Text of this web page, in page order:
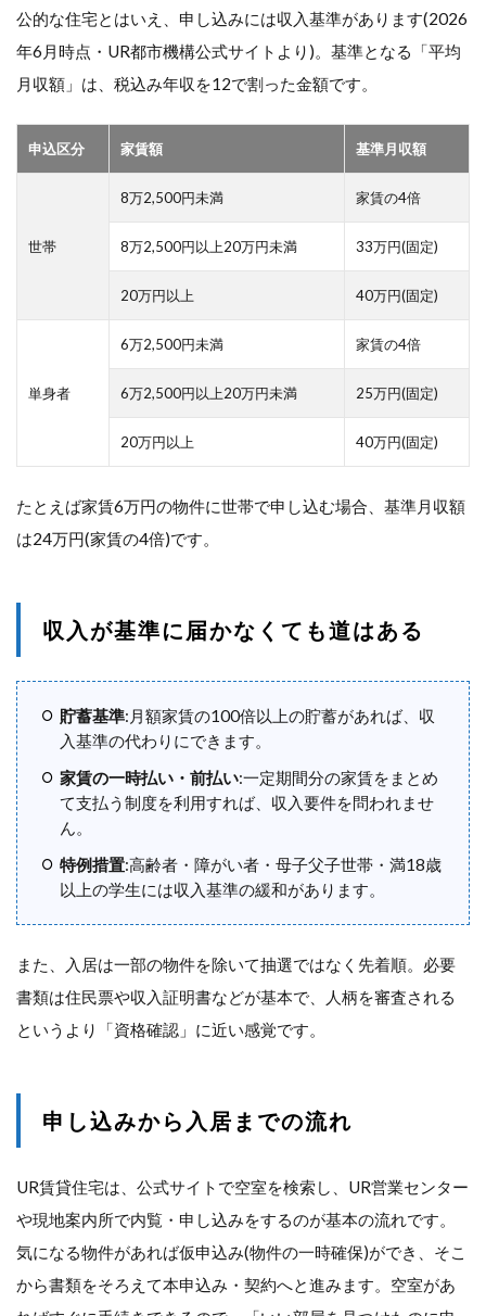
公的な住宅とはいえ、申し込みには収入基準があります(2026
年6月時点・UR都市機構公式サイトより)。基準となる「平均
月収額」は、税込み年収を12で割った金額です。
申込区分 家賃額 基準月収額
世帯
8万2,500円未満 家賃の4倍
8万2,500円以上20万円未満 33万円(固定)
20万円以上 40万円(固定)
単身者
6万2,500円未満 家賃の4倍
6万2,500円以上20万円未満 25万円(固定)
20万円以上 40万円(固定)
たとえば家賃6万円の物件に世帯で申し込む場合、基準月収額
は24万円(家賃の4倍)です。
収入が基準に届かなくても道はある
貯蓄基準:月額家賃の100倍以上の貯蓄があれば、収
入基準の代わりにできます。
家賃の一時払い・前払い:一定期間分の家賃をまとめ
て支払う制度を利用すれば、収入要件を問われませ
ん。
特例措置:高齢者・障がい者・母子父子世帯・満18歳
以上の学生には収入基準の緩和があります。
また、入居は一部の物件を除いて抽選ではなく先着順。必要
書類は住民票や収入証明書などが基本で、人柄を審査される
というより「資格確認」に近い感覚です。
申し込みから入居までの流れ
UR賃貸住宅は、公式サイトで空室を検索し、UR営業センター
や現地案内所で内覧・申し込みをするのが基本の流れです。
気になる物件があれば仮申込み(物件の一時確保)ができ、そこ
から書類をそろえて本申込み・契約へと進みます。空室があ